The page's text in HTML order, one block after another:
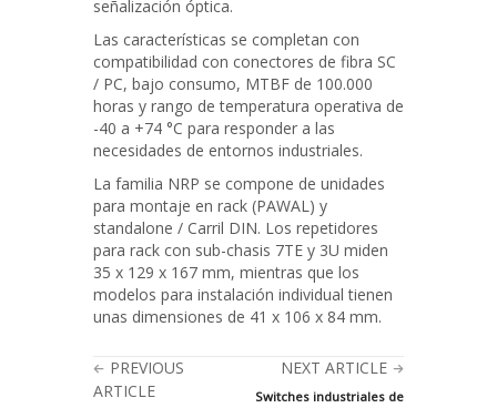
señalización óptica.
Las características se completan con
compatibilidad con conectores de fibra SC
/ PC, bajo consumo, MTBF de 100.000
horas y rango de temperatura operativa de
-40 a +74 °C para responder a las
necesidades de entornos industriales.
La familia NRP se compone de unidades
para montaje en rack (PAWAL) y
standalone / Carril DIN. Los repetidores
para rack con sub-chasis 7TE y 3U miden
35 x 129 x 167 mm, mientras que los
modelos para instalación individual tienen
unas dimensiones de 41 x 106 x 84 mm.
PREVIOUS
ARTICLE
NEXT ARTICLE
Switches industriales de